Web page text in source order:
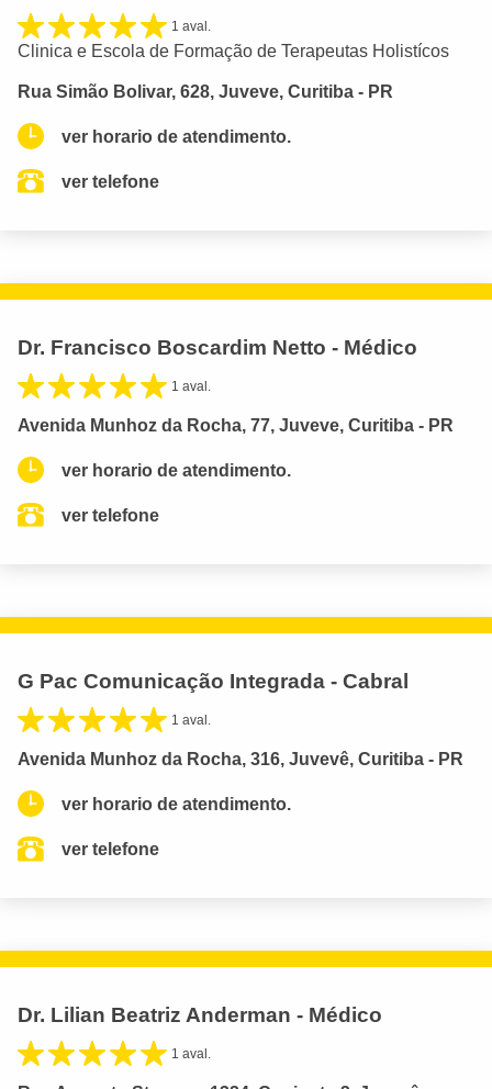
1 aval.
Clinica e Escola de Formação de Terapeutas Holistícos
Rua Simão Bolivar, 628, Juveve, Curitiba - PR
ver horario de atendimento.
ver telefone
Dr. Francisco Boscardim Netto - Médico
1 aval.
Avenida Munhoz da Rocha, 77, Juveve, Curitiba - PR
ver horario de atendimento.
ver telefone
G Pac Comunicação Integrada - Cabral
1 aval.
Avenida Munhoz da Rocha, 316, Juvevê, Curitiba - PR
ver horario de atendimento.
ver telefone
Dr. Lilian Beatriz Anderman - Médico
1 aval.